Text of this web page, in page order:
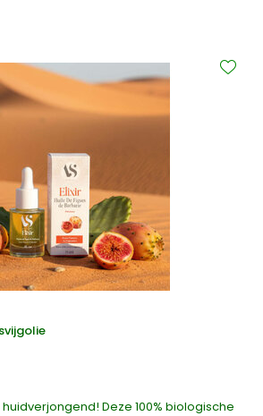
Deze 100% biologische